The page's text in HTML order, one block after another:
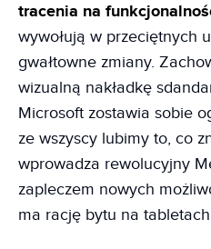
tracenia na
wywołują w przeciętnych
gwałtowne zmiany.
wizualną nakładkę
Microsoft zostawia sobie
ze wszyscy lubimy to, co
wprowadza rewolucyjny
zapleczem nowych
ma rację bytu na